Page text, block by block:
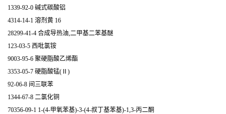
1339-92-0 碱式碳酸铝
4314-14-1 溶剂黄 16
28299-41-4 合成导热油,二甲基二苯基醚
123-03-5 西吡氯铵
9003-95-6 聚硬脂酸乙烯酯
3353-05-7 硬脂酸锰(Ⅱ)
92-06-8 间三联苯
1344-67-8 二氯化铜
70356-09-1 1-(4-甲氧苯基)-3-(4-叔丁基苯基)-1,3-丙二酮